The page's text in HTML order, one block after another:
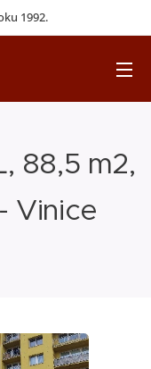
1992.
88,5 m2,
Vinice